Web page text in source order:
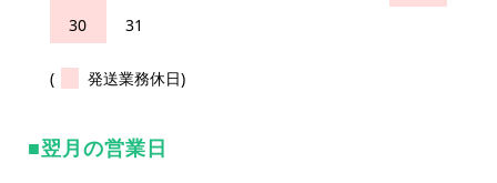
30
31
( 発送業務休日)
翌月の営業日